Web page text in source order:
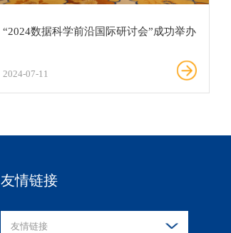
“2024数据科学前沿国际研讨会”成功举办
2024-07-11
友情链接
友情链接